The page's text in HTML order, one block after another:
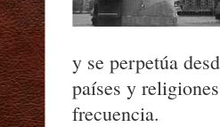
y se perpetúa
países y
frecuencia.